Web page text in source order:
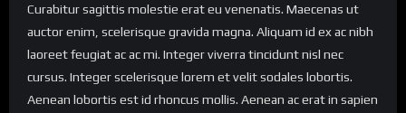
Curabitur sagittis molestie erat eu venenatis. Maecenas ut
auctor enim, scelerisque gravida magna. Aliquam id ex ac nibh
laoreet feugiat ac ac mi. Integer viverra tincidunt nisl nec
cursus. Integer scelerisque lorem et velit sodales lobortis.
Aenean lobortis est id rhoncus mollis. Aenean ac erat in sapien